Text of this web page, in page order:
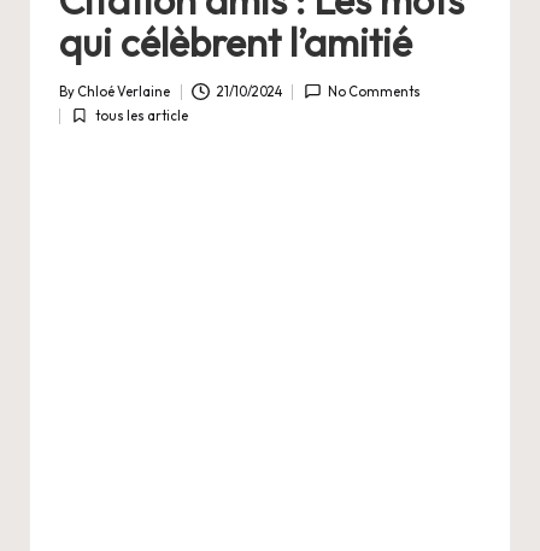
C
I
T
qui célèbrent l’amitié
Posted
by
By Chloé Verlaine 21/10/2024 No Comments
Posted
tous les article